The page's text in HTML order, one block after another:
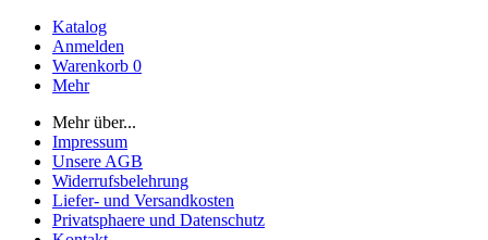
Katalog
Anmelden
Warenkorb 0
Mehr
Mehr über...
Impressum
Unsere AGB
Widerrufsbelehrung
Liefer- und Versandkosten
Privatsphaere und Datenschutz